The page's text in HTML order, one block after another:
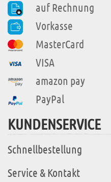
auf Rechnung
Vorkasse
MasterCard
VISA
amazon pay
PayPal
KUNDENSERVICE
Schnellbestellung
Service & Kontakt